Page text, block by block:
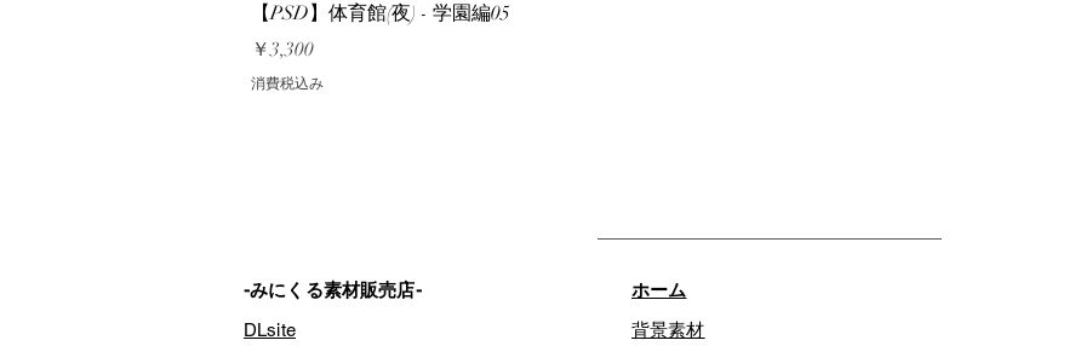
【PSD】体育館(夜) - 学園編05
価格
￥3,300
消費税込み
-みにくる素材販売店-
DLsite
ホーム
背景素材